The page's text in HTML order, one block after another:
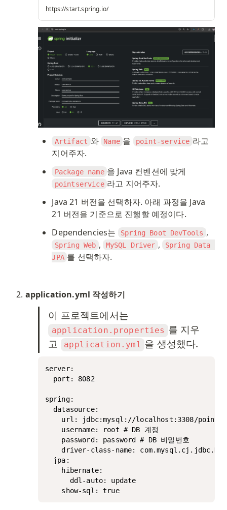
https://start.spring.io/
Artifact 와 Name 을 point-service 라고
지어주자.
Package name
pointservice 라고 지어주자.
Java 21 버전을 선택하자. 아래 과정을 Java
21 버전을 기준으로 진행할 예정이다.
Dependencies는
Spring Boot DevTools
Spring Web , MySQL Driver ,
Spring Data
JPA 를 선택하자.
application.yml 작성하기
application.properties 를 지우
고
application.yml 을 생성했다.
server:
  port: 8082
spring:
  datasource:
url: jdbc:mysql://localhost:3308/point-
    username: root # DB 계정
    password: password # DB 비밀번호
driver-class-name:
  jpa:
    hibernate:
      ddl-auto: update
    show-sql: true